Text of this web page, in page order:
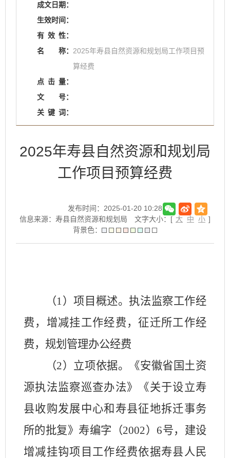
成文日期：
生效时间：
有 效 性：
名
称： 2025年寿县自然资源和规划局工作项目预
算经费
点 击 量：
文
号：
关 键 词：
2025年寿县自然资源和规划局
工作项目预算经费
发布时间：2025-01-20 10:28
信息来源：寿县自然资源和规划局
文字大小：[ 大 中 小 ]
背景色：
（1）项目概述。执法监察工作经
费，增减挂工作经费，征迁所工作经
费，规划管理办公经费
（2）立项依据。
《安徽省国土资
源执法监察巡查办法》《关于设立寿
县收购发展中心和寿县征地拆迁事务
所的批复》寿编字（2002）6号，建设
增减挂钩项目工作经费依据寿县人民